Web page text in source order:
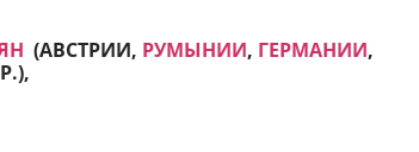
(АВСТРИИ, РУМЫНИИ, ГЕРМАНИИ,